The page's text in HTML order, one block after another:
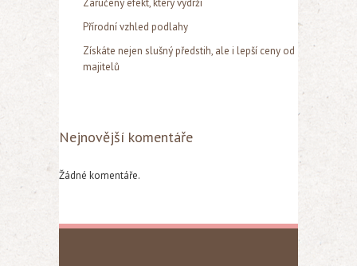
Zaručený efekt, který vydrží
Přírodní vzhled podlahy
Získáte nejen slušný předstih, ale i lepší ceny od
majitelů
Nejnovější komentáře
Žádné komentáře.